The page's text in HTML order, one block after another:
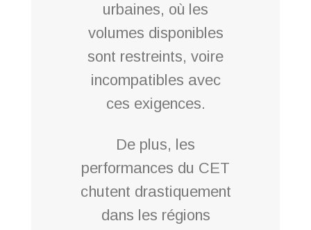
urbaines, où les
volumes disponibles
sont restreints, voire
incompatibles avec
ces exigences.
De plus, les
performances du CET
chutent drastiquement
dans les régions